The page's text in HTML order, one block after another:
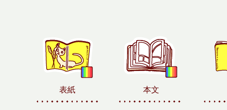
表紙 本文